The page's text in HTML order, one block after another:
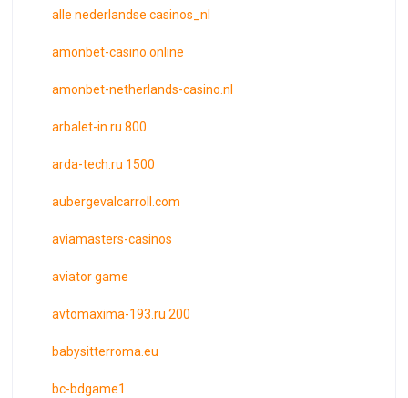
alle nederlandse casinos_nl
amonbet-casino.online
amonbet-netherlands-casino.nl
arbalet-in.ru 800
arda-tech.ru 1500
aubergevalcarroll.com
aviamasters-casinos
aviator game
avtomaxima-193.ru 200
babysitterroma.eu
bc-bdgame1